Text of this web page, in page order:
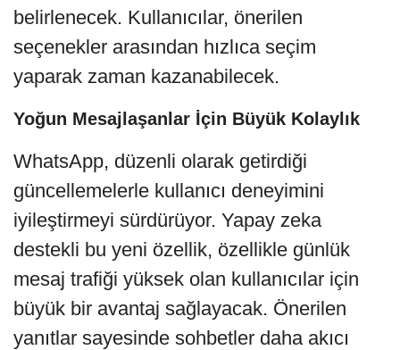
belirlenecek. Kullanıcılar, önerilen
seçenekler arasından hızlıca seçim
yaparak zaman kazanabilecek.
Yoğun Mesajlaşanlar İçin Büyük Kolaylık
WhatsApp, düzenli olarak getirdiği
güncellemelerle kullanıcı deneyimini
iyileştirmeyi sürdürüyor. Yapay zeka
destekli bu yeni özellik, özellikle günlük
mesaj trafiği yüksek olan kullanıcılar için
büyük bir avantaj sağlayacak. Önerilen
yanıtlar sayesinde sohbetler daha akıcı